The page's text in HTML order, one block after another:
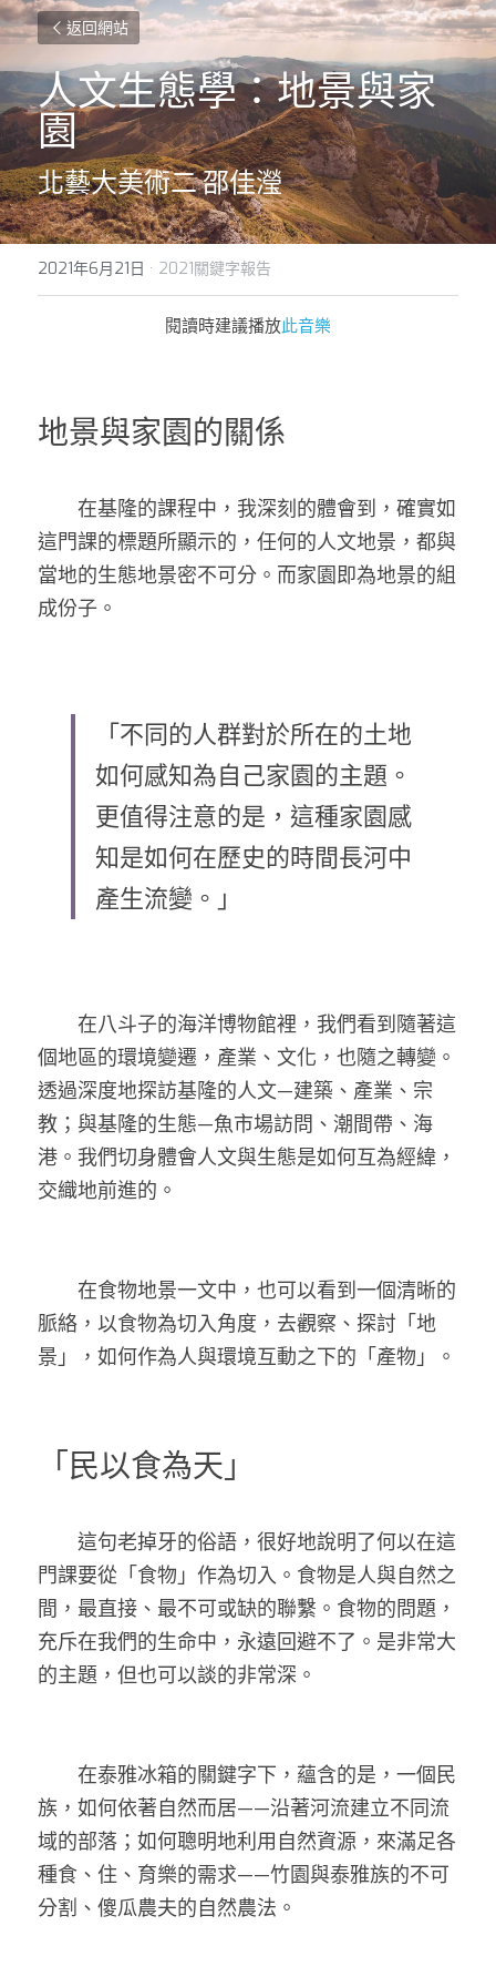
返回網站
人文生態學：地景與家
園
北藝大美術二 邵佳瀅
2021年6月21日 · 2021關鍵字報告
閱讀時建議播放此音樂
地景與家園的關係
在基隆的課程中，我深刻的體會到，確實如
這門課的標題所顯示的，任何的人文地景，都與
當地的生態地景密不可分。而家園即為地景的組
成份子。
「不同的人群對於所在的土地
如何感知為自己家園的主題。
更值得注意的是，這種家園感
知是如何在歷史的時間長河中
產生流變。」
在八斗子的海洋博物館裡，我們看到隨著這
個地區的環境變遷，產業、文化，也隨之轉變。
透過深度地探訪基隆的人文—建築、產業、宗
教；與基隆的生態—魚市場訪問、潮間帶、海
港。我們切身體會人文與生態是如何互為經緯，
交織地前進的。
在食物地景一文中，也可以看到一個清晰的
脈絡，以食物為切入角度，去觀察、探討「地
景」，如何作為人與環境互動之下的「產物」。
「民以食為天」
這句老掉牙的俗語，很好地說明了何以在這
門課要從「食物」作為切入。食物是人與自然之
間，最直接、最不可或缺的聯繫。食物的問題，
充斥在我們的生命中，永遠回避不了。是非常大
的主題，但也可以談的非常深。
在泰雅冰箱的關鍵字下，蘊含的是，一個民
族，如何依著自然而居——沿著河流建立不同流
域的部落；如何聰明地利用自然資源，來滿足各
種食、住、育樂的需求——竹園與泰雅族的不可
分割、傻瓜農夫的自然農法。